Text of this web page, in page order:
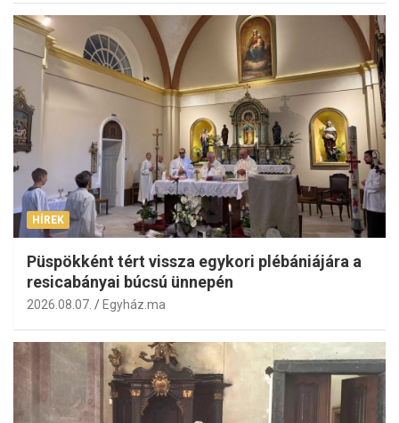
HÍREK
Püspökként tért vissza egykori plébániájára a
resicabányai búcsú ünnepén
2026.08.07. Egyház.ma